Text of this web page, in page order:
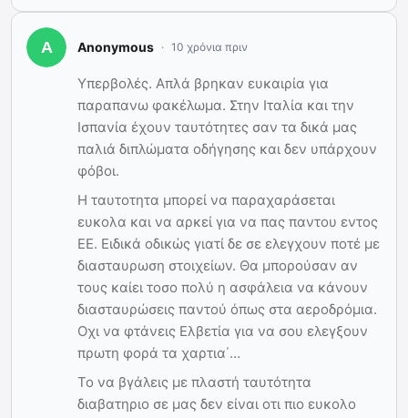
Anonymous 10 χρόνια πριν
Υπερβολές. Απλά βρηκαν ευκαιρία για
παραπανω φακέλωμα. Στην Ιταλία και την
Ισπανία έχουν ταυτότητες σαν τα δικά μας
παλιά διπλώματα οδήγησης και δεν υπάρχουν
φόβοι.
Η ταυτοτητα μπορεί να παραχαράσεται
ευκολα και να αρκεί για να πας παντου εντος
ΕΕ. Ειδικά οδικώς γιατί δε σε ελεγχουν ποτέ με
διασταυρωση στοιχείων. Θα μπορούσαν αν
τους καίει τοσο πολύ η ασφάλεια να κάνουν
διασταυρώσεις παντού όπως στα αεροδρόμια.
Οχι να φτάνεις Ελβετία για να σου ελεγξουν
πρωτη φορά τα χαρτια΄…
Το να βγάλεις με πλαστή ταυτότητα
διαβατηριο σε μας δεν είναι οτι πιο ευκολο